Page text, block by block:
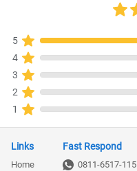
5
4
3
2
1
Links
Home
Fast Respond
0811-6517-115